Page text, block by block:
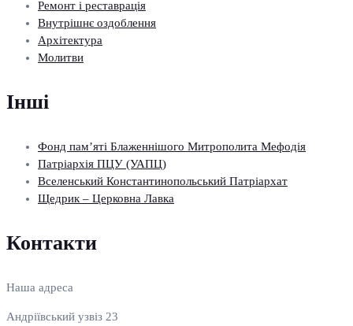
Ремонт і реставрація
Внутрішнє оздоблення
Архітектура
Молитви
Інші
Фонд пам’яті Блаженнішого Митрополита Мефодія
Патріархія ПЦУ (УАПЦ)
Вселенський Константинопольський Патріархат
Щедрик – Церковна Лавка
Контакти
Наша адреса
Андріївський узвіз 23